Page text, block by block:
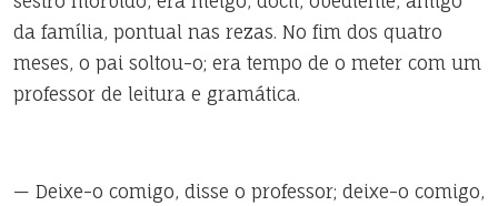
da família, pontual nas rezas. No fim dos quatro
meses, o pai soltou-o; era tempo de o meter com um
professor de leitura e gramática.
— Deixe-o comigo, disse o professor; deixe-o comigo,